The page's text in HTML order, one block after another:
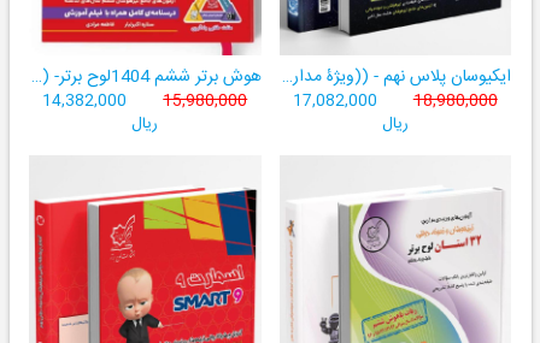
ایکیوسان پلاس نهم - ((ویژۀ مدارس نمونه دولتی، تیزهوشان و سمپاد+ فیلم‌های آموزشی+سامانۀ آزمون‌ساز رایگان))
18,980,000
17,082,000
ریال
هوش برتر ششم 1404لوح برتر- ((ویژۀ آزمون تیزهوشان پایۀ ششم+ فیلم آموزشی + سامانۀ آزمون‌ساز رایگان))
15,980,000
14,382,000
ریال